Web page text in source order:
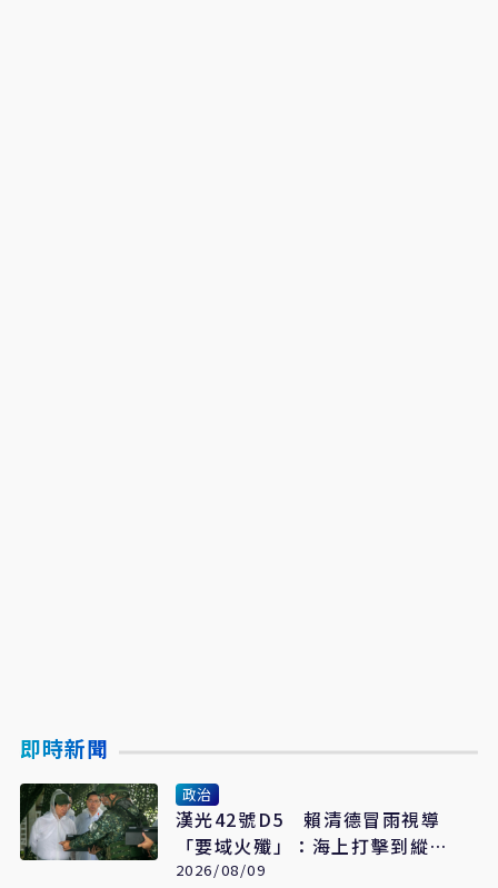
即時新聞
政治
漢光42號D5 賴清德冒雨視導
「要域火殲」：海上打擊到縱深
防禦驗證整體戰力
2026/08/09